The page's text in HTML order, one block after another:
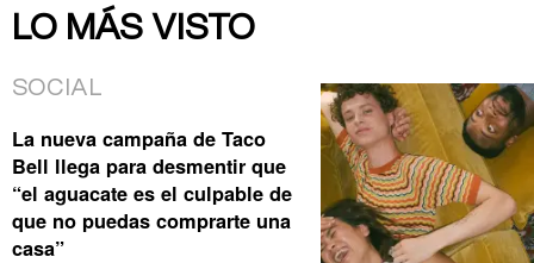
LO MÁS VISTO
SOCIAL
La nueva campaña de Taco
Bell llega para desmentir que
“el aguacate es el culpable de
que no puedas comprarte una
casa”